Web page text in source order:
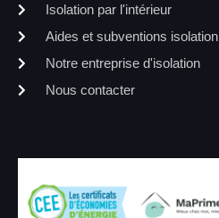
Isolation par l'intérieur
Aides et subventions isolation
Notre entreprise d'isolation
Nous contacter